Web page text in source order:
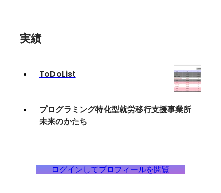
実績
ToDoList
プログラミング特化型就労移行支援事業所
未来のかたち
ログインしてプロフィールを閲覧